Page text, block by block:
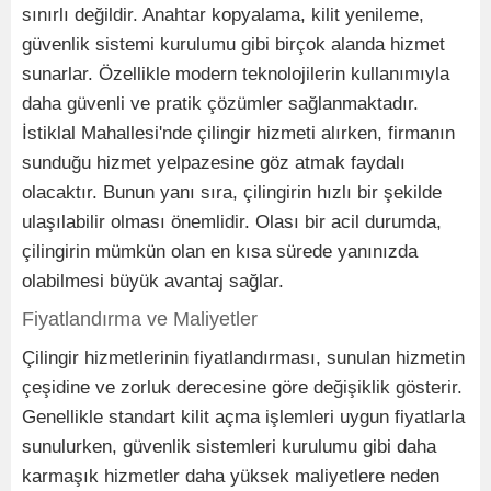
sınırlı değildir. Anahtar kopyalama, kilit yenileme,
güvenlik sistemi kurulumu gibi birçok alanda hizmet
sunarlar. Özellikle modern teknolojilerin kullanımıyla
daha güvenli ve pratik çözümler sağlanmaktadır.
İstiklal Mahallesi'nde çilingir hizmeti alırken, firmanın
sunduğu hizmet yelpazesine göz atmak faydalı
olacaktır. Bunun yanı sıra, çilingirin hızlı bir şekilde
ulaşılabilir olması önemlidir. Olası bir acil durumda,
çilingirin mümkün olan en kısa sürede yanınızda
olabilmesi büyük avantaj sağlar.
Fiyatlandırma ve Maliyetler
Çilingir hizmetlerinin fiyatlandırması, sunulan hizmetin
çeşidine ve zorluk derecesine göre değişiklik gösterir.
Genellikle standart kilit açma işlemleri uygun fiyatlarla
sunulurken, güvenlik sistemleri kurulumu gibi daha
karmaşık hizmetler daha yüksek maliyetlere neden